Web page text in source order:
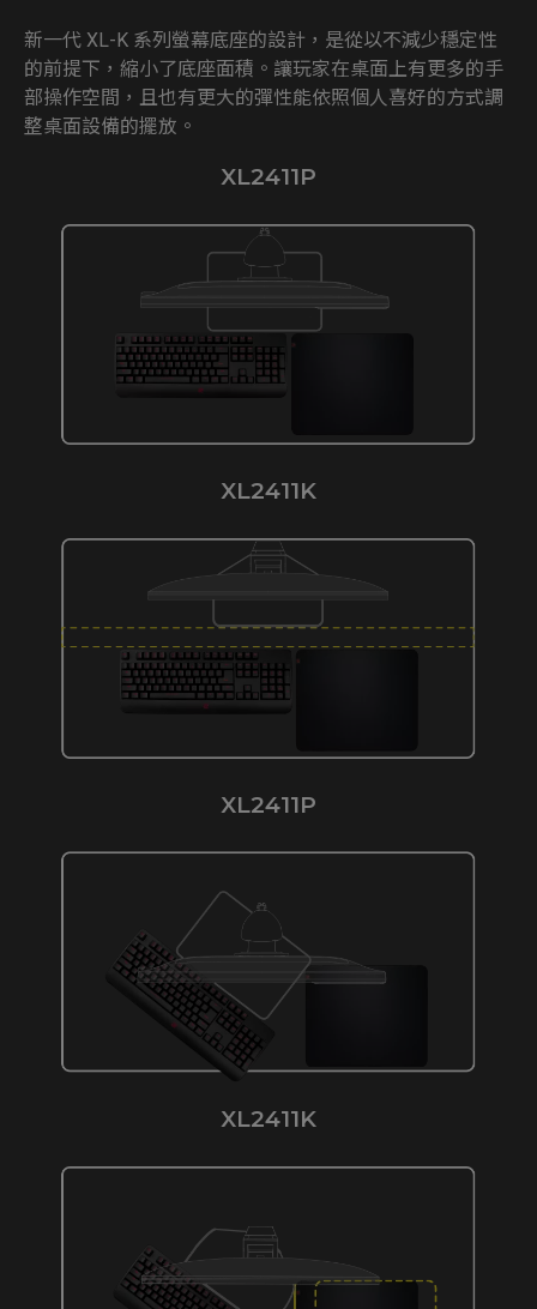
新一代 XL-K 系列螢幕底座的設計，是從以不減少穩定性
的前提下，縮小了底座面積。讓玩家在桌面上有更多的手
部操作空間，且也有更大的彈性能依照個人喜好的方式調
整桌面設備的擺放。
XL2411P
XL2411K
XL2411P
XL2411K